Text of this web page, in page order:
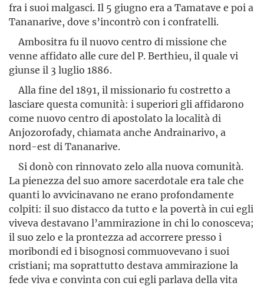
fra i suoi malgasci. Il 5 giugno era a Tamatave e poi a
Tananarive, dove s’incontrò con i confratelli.
Ambositra fu il nuovo centro di missione che
venne affidato alle cure del P. Berthieu, il quale vi
giunse il 3 luglio 1886.
Alla fine del 1891, il missionario fu costretto a
lasciare questa comunità: i superiori gli affidarono
come nuovo centro di apostolato la località di
Anjozorofady, chiamata anche Andrainarivo, a
nord-est di Tananarive.
Si donò con rinnovato zelo alla nuova comunità.
La pienezza del suo amore sacerdotale era tale che
quanti lo avvicinavano ne erano profondamente
colpiti: il suo distacco da tutto e la povertà in cui egli
viveva destavano l’ammirazione in chi lo conosceva;
il suo zelo e la prontezza ad accorrere presso i
moribondi ed i bisognosi commuovevano i suoi
cristiani; ma soprattutto destava ammirazione la
fede viva e convinta con cui egli parlava della vita